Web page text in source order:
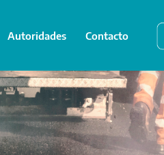
Autoridades Contacto